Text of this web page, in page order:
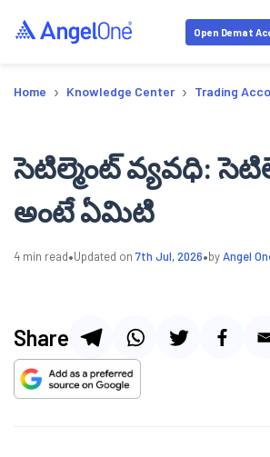
Open Demat
Home › Knowledge Center › Trading
సెటిల్మెంట్ వ్యవధి:
అంటే ఏమిటి
4 min read•Updated on 7th Jul, 2026•byAngel
Share